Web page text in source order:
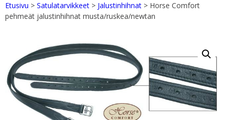
Etusivu > Satulatarvikkeet > Jalustinhihnat > Horse Comfort
pehmeät jalustinhihnat musta/ruskea/newtan